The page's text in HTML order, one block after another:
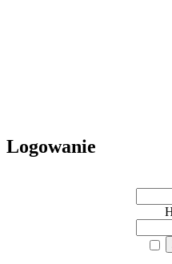
Logowanie